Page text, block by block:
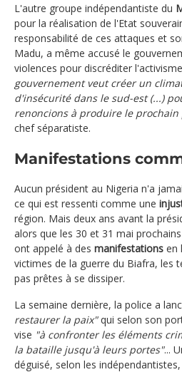
L'autre groupe indépendantiste du
pour la réalisation de l'Etat
responsabilité de ces attaques et
Madu, a même accusé le
violences pour discréditer
gouvernement veut créer un
d'insécurité dans le sud-est (...)
renoncions à produire le
chef séparatiste.
Manifestations
Aucun président au Nigeria n'a
ce qui est ressenti comme une
région. Mais deux ans avant la
alors que les 30 et 31 mai
ont appelé à des manifestations en
victimes de la guerre du Biafra, les
pas prêtes à se dissiper.
La semaine dernière, la police a
restaurer la paix"qui selon son
vise "à confronter les éléments
la bataille jusqu'à leurs portes"...
déguisé, selon les